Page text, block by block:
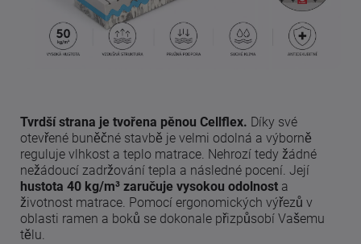
Tvrdší strana je tvořena pěnou Cellflex. Díky své
otevřené buněčné stavbě je velmi odolná a výborně
reguluje vlhkost a teplo matrace. Nehrozí tedy žádné
nežádoucí zadržování tepla a následné pocení. Její
hustota 40 kg/m³ zaručuje vysokou odolnost a
životnost matrace. Pomocí ergonomických výřezů v
oblasti ramen a boků se dokonale přizpůsobí Vašemu
tělu.